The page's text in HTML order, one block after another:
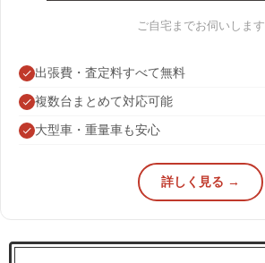
ご自宅までお伺いします
出張費・査定料すべて無料
複数台まとめて対応可能
大型車・重量車も安心
詳しく見る →